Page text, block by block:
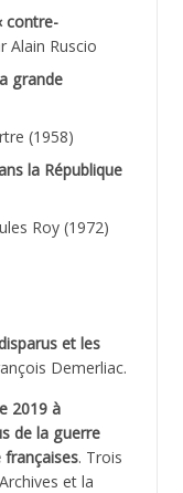
contre-
Alain Ruscio
grande
(1958)
la République
Roy (1972)
et les
Demerliac.
2019 à
de la guerre
françaises. Trois
et la